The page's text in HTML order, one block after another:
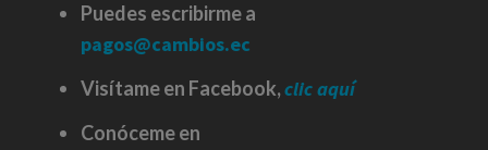
Puedes escribirme a
pagos@cambios.ec
Visítame en Facebook,clic aquí
Conóceme en